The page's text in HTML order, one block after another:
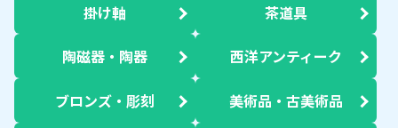
掛け軸 茶道具
陶磁器・陶器 西洋アンティーク
ブロンズ・彫刻 美術品・古美術品